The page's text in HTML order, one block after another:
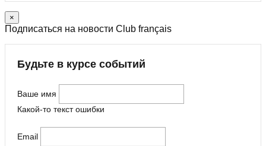
×
Подписаться на новости Club français
Будьте в курсе событий
Ваше имя
Какой-то текст ошибки
Email